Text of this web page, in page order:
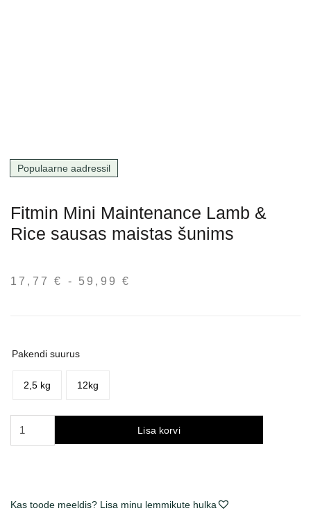
Populaarne aadressil
Fitmin Mini Maintenance Lamb &
Rice sausas maistas šunims
17,77€ - 59,99€
Pakendi suurus
2,5 kg 12kg
Rice
Lisa korvi
Kas toode meeldis? Lisa minu lemmikute hulka